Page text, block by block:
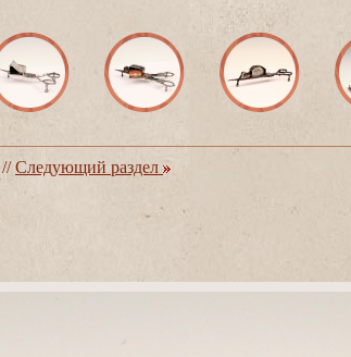
//Следующий раздел